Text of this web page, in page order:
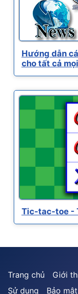
Hướng dẫn
cho tất cả
Tic-tac-toe -
Trang chủ
Giới
Sử dụng
Bảo mật